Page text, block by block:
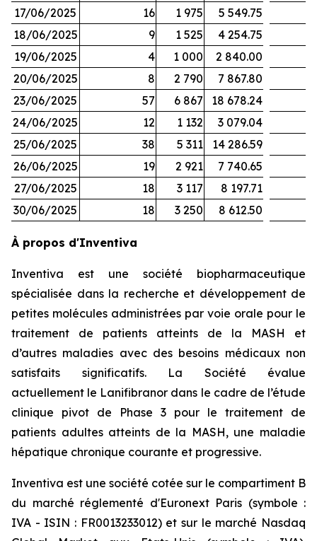
17/06/2025
16 1 975
5 549.75
18/06/2025
9 1 525
4 254.75
19/06/2025
4 1 000
2 840.00
20/06/2025
8 2 790
7 867.80
23/06/2025
57 6 867
18 678.24
24/06/2025
12 1 132
3 079.04
25/06/2025
38 5 311
14 286.59
26/06/2025
19 2 921
7 740.65
27/06/2025
18 3 117
8 197.71
30/06/2025
18 3 250 8 612.50
À propos d'Inventiva
Inventiva est une société biopharmaceutique
spécialisée dans la recherche et développement de
petites molécules administrées par voie orale pour le
traitement de patients atteints de la MASH et
d’autres maladies avec des besoins médicaux non
satisfaits significatifs. La Société évalue
actuellement le Lanifibranor dans le cadre de l’étude
clinique pivot de Phase 3 pour le traitement de
patients adultes atteints de la MASH, une maladie
hépatique chronique courante et progressive.
Inventiva est une société cotée sur le compartiment B
du marché réglementé d'Euronext Paris (symbole :
IVA - ISIN : FR0013233012) et sur le marché Nasdaq